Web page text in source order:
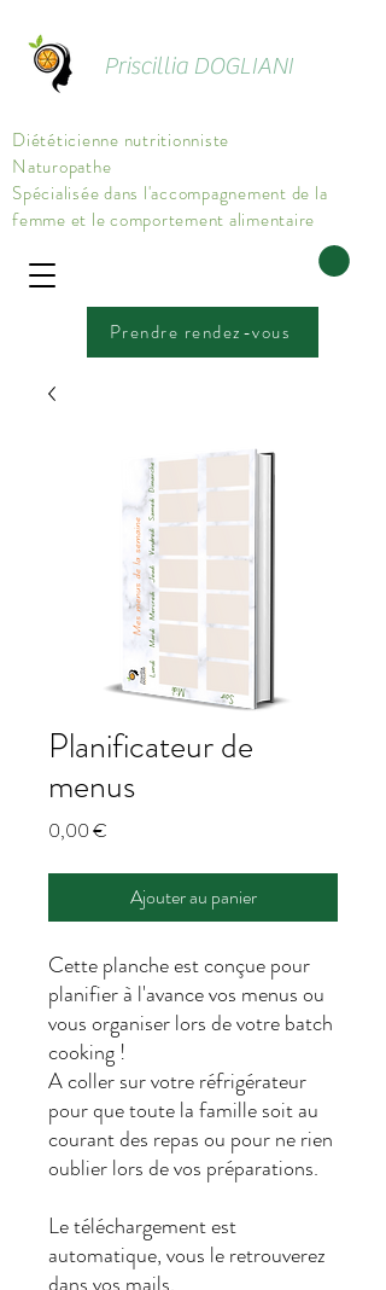
Priscillia DOGLIANI
Prendre rendez-vous
Diététicienne nutritionniste
Naturopathe
Spécialisée dans l'accompagnement de la
femme et le comportement alimentaire
Planificateur de
menus
0,00 €
Ajouter au panier
Cette planche est conçue pour
planifier à l'avance vos menus ou
vous organiser lors de votre batch
cooking !
A coller sur votre réfrigérateur
pour que toute la famille soit au
courant des repas ou pour ne rien
oublier lors de vos préparations.
Le téléchargement est
automatique, vous le retrouverez
dans vos mails.